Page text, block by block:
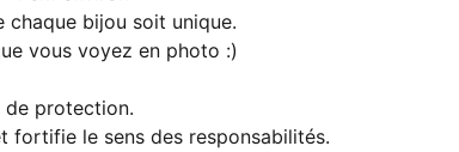
bijou soit unique.
vous voyez en photo :)
de protection.
fortifie le sens des responsabilités.